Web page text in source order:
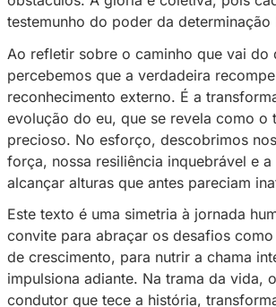
caminho parece íngreme, de
a escuridão paira e de
de superação. É a jornada
internas moldam o caráter e
Na busca pela glória, muitas
com o desconhecido. O
caminho, proporcionando
sombrias. É o combustível
além dos limites percebidos,
territórios inexplorados em